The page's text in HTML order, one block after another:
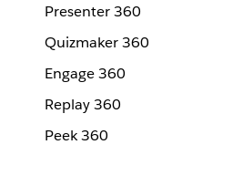
Presenter 360
Quizmaker 360
Engage 360
Replay 360
Peek 360